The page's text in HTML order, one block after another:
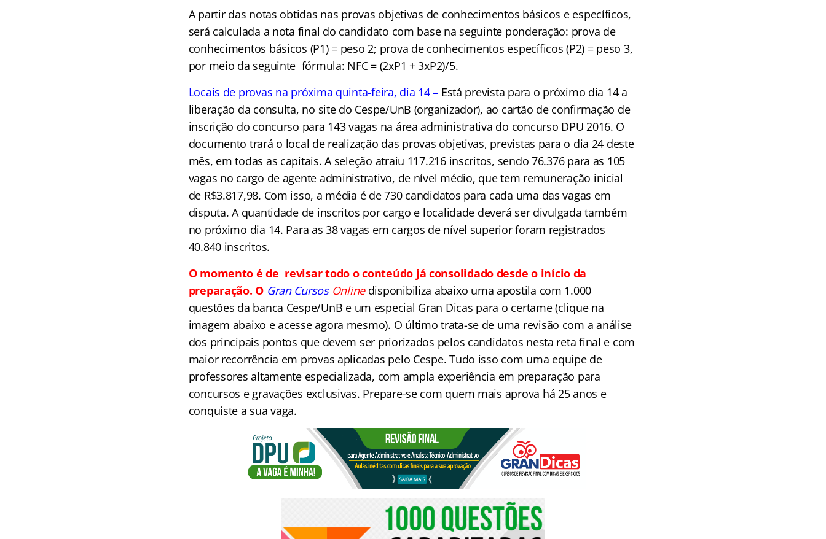
A partir das notas obtidas nas provas objetivas de conhecimentos básicos e específicos,
será calculada a nota final do candidato com base na seguinte ponderação: prova de
conhecimentos básicos (P1) = peso 2; prova de conhecimentos específicos (P2) = peso 3,
por meio da seguinte fórmula: NFC = (2xP1 + 3xP2)/5.
Locais de provas na próxima quinta-feira, dia 14 – Está prevista para o próximo dia 14 a
liberação da consulta, no site do Cespe/UnB (organizador), ao cartão de confirmação de
inscrição do concurso para 143 vagas na área administrativa do concurso DPU 2016. O
documento trará o local de realização das provas objetivas, previstas para o dia 24 deste
mês, em todas as capitais. A seleção atraiu 117.216 inscritos, sendo 76.376 para as 105
vagas no cargo de agente administrativo, de nível médio, que tem remuneração inicial
de R$3.817,98. Com isso, a média é de 730 candidatos para cada uma das vagas em
disputa. A quantidade de inscritos por cargo e localidade deverá ser divulgada também
no próximo dia 14. Para as 38 vagas em cargos de nível superior foram registrados
40.840 inscritos.
O momento é de revisar todo o conteúdo já consolidado desde o início da
preparação. O Gran CursosOnlinedisponibiliza abaixo uma apostila com 1.000
questões da banca Cespe/UnB e um especial Gran Dicas para o certame (clique na
imagem abaixo e acesse agora mesmo). O último trata-se de uma revisão com a análise
dos principais pontos que devem ser priorizados pelos candidatos nesta reta final e com
maior recorrência em provas aplicadas pelo Cespe. Tudo isso com uma equipe de
professores altamente especializada, com ampla experiência em preparação para
concursos e gravações exclusivas. Prepare-se com quem mais aprova há 25 anos e
conquiste a sua vaga.